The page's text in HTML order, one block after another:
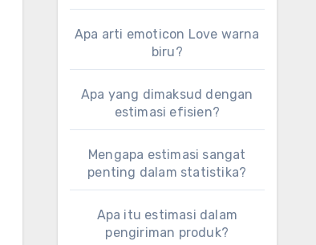
Apa arti emoticon Love warna
biru?
Apa yang dimaksud dengan
estimasi efisien?
Mengapa estimasi sangat
penting dalam statistika?
Apa itu estimasi dalam
pengiriman produk?